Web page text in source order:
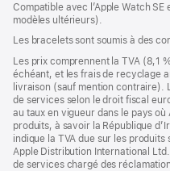
Compatible avec l’Apple Watch
modèles ultérieurs).
Les bracelets sont soumis à des
Les prix comprennent la TVA (8,1
échéant, et les frais de recyclage
livraison (sauf mention contraire).
de services selon le droit fiscal
au taux en vigueur dans le pays
produits, à savoir la République
indique la TVA due sur les produits
Apple Distribution International
de services chargé des